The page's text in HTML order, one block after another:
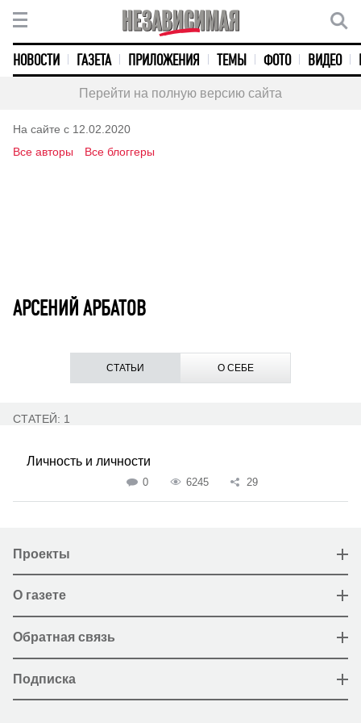
НОВОСТИ ГАЗЕТА ПРИЛОЖЕНИЯ ТЕМЫ ФОТО ВИДЕО
Перейти на полную версию сайта
На сайте с 12.02.2020
Все авторы
Все блоггеры
АРСЕНИЙ АРБАТОВ
СТАТЬИ О СЕБЕ
СТАТЕЙ: 1
Личность и личности
0 6245 29
Проекты
О газете
Обратная связь
Подписка